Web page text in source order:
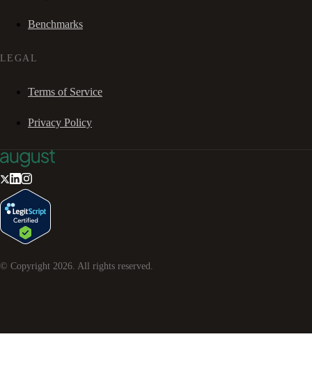
Benchmarks
LEGAL
Terms of Service
Privacy Policy
© Copyright 2026 . All rights reserved.